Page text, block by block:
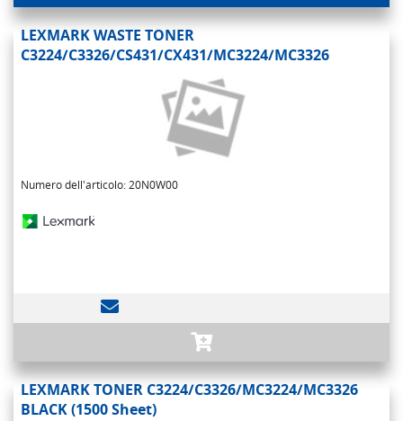
LEXMARK WASTE TONER
C3224/C3326/CS431/CX431/MC3224/MC3326
Numero dell'articolo: 20N0W00
LEXMARK TONER C3224/C3326/MC3224/MC3326
BLACK (1500 Sheet)